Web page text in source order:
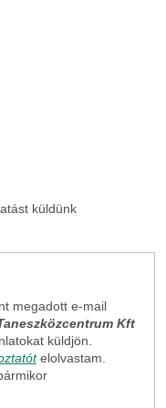
küldünk
megadott e-mail
Kft
küldjön.
elolvastam.